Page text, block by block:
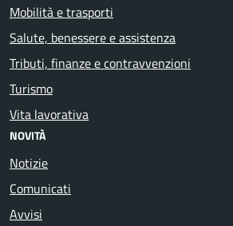
Mobilità e trasporti
Salute, benessere e assistenza
Tributi, finanze e contravvenzioni
Turismo
Vita lavorativa
NOVITÀ
Notizie
Comunicati
Avvisi